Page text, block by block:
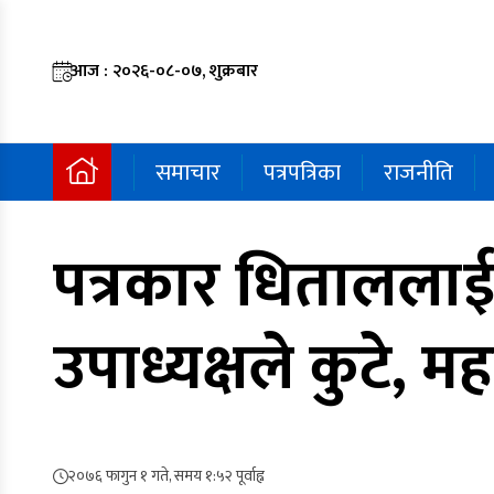
आज : २०२६-०८-०७, शुक्रबार
समाचार पत्रपत्रिका राजनीति
पत्रकार
उपाध्यक्षले कुटे,
२०७६ फागुन १ गते, समय १:५२ पूर्वाह्न